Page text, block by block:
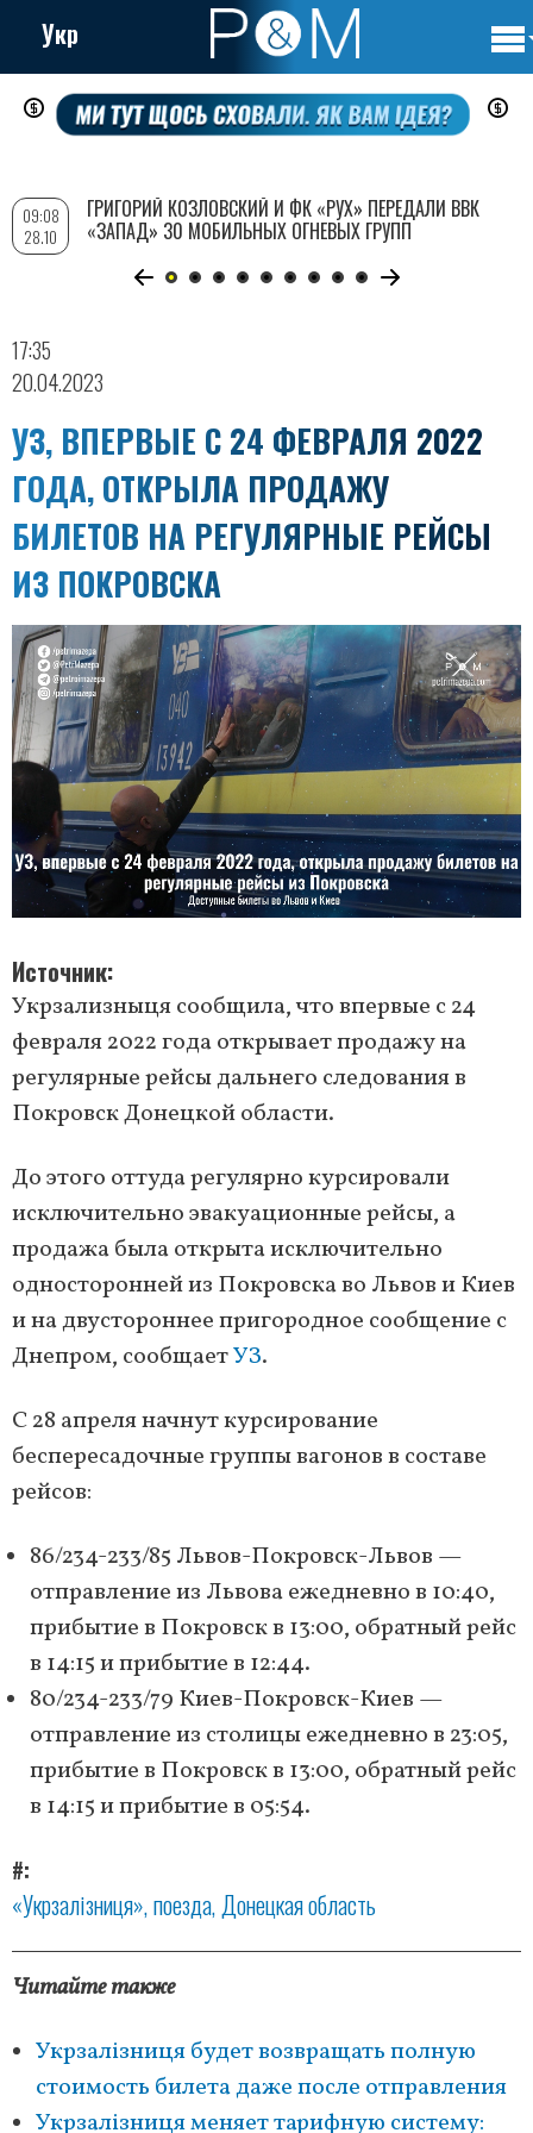
Перейти
содержанию
Укр
17:35
20.04.2023
УЗ, ВПЕРВЫЕ С 24 ФЕВРАЛЯ 2022
ГОДА, ОТКРЫЛА ПРОДАЖУ
БИЛЕТОВ НА РЕГУЛЯРНЫЕ РЕЙСЫ
ИЗ ПОКРОВСКА
Источник
Укрзализныця сообщила, что впервые с 24
февраля 2022 года открывает продажу на
регулярные рейсы дальнего следования в
Покровск Донецкой области.
До этого оттуда регулярно курсировали
исключительно эвакуационные рейсы, а
продажа была открыта исключительно
односторонней из Покровска во Львов и Киев
и на двустороннее пригородное сообщение с
Днепром, сообщаетУЗ.
С 28 апреля начнут курсирование
беспересадочные группы вагонов в составе
рейсов:
86/234-233/85 Львов-Покровск-Львов —
отправление из Львова ежедневно в 10:40,
прибытие в Покровск в 13:00, обратный рейс
в 14:15 и прибытие в 12:44.
80/234-233/79 Киев-Покровск-Киев —
отправление из столицы ежедневно в 23:05,
прибытие в Покровск в 13:00, обратный рейс
в 14:15 и прибытие в 05:54.
#
«Укрзалізниця» поезда Донецкая область
Читайте также
Укрзалізниця будет возвращать полную
стоимость билета даже после отправления
Укрзалізниця меняет тарифную систему:
09:08
28.10
ГРИГОРИЙ КОЗЛОВСКИЙ И ФК «РУХ» ПЕРЕДАЛИ ВВК
«ЗАПАД» 30 МОБИЛЬНЫХ ОГНЕВЫХ ГРУПП